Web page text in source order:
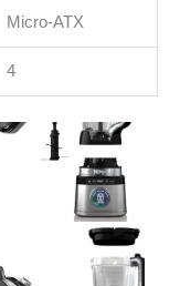
Micro-ATX
4